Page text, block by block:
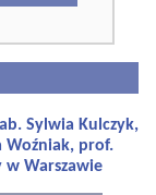
Sylwia Kulczyk,
Woźniak, prof.
w Warszawie